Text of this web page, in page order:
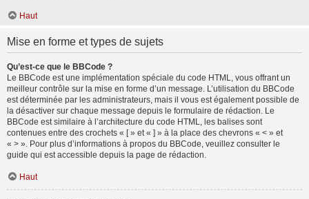
Haut
Mise en forme et types de sujets
Qu’est-ce que le BBCode ?
Le BBCode est une implémentation spéciale du code HTML, vous offrant un
meilleur contrôle sur la mise en forme d’un message. L’utilisation du BBCode
est déterminée par les administrateurs, mais il vous est également possible de
la désactiver sur chaque message depuis le formulaire de rédaction. Le
BBCode est similaire à l’architecture du code HTML, les balises sont
contenues entre des crochets « [ » et « ] » à la place des chevrons « < » et
« > ». Pour plus d’informations à propos du BBCode, veuillez consulter le
guide qui est accessible depuis la page de rédaction.
Haut